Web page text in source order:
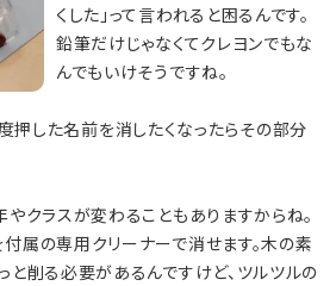
くした」って言われると困るんです。
鉛筆だけじゃなくてクレヨンでもな
んでもいけそうですね。
した名前を消したくなったらその部分
やクラスが変わることもありますからね。
属の専用クリーナーで消せます。木の素
と削る必要があるんですけど、ツルツルの